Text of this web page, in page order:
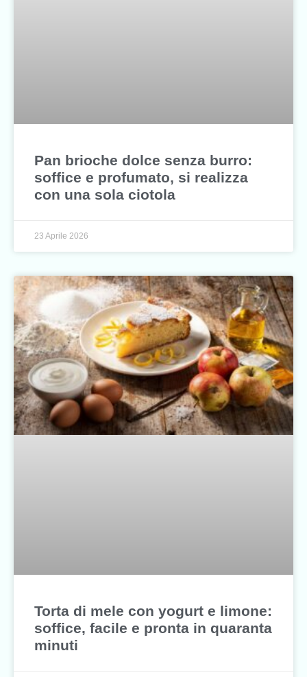
Pan brioche dolce senza burro:
soffice e profumato, si realizza
con una sola ciotola
23 Aprile 2026
Torta di mele con yogurt e limone:
soffice, facile e pronta in quaranta
minuti